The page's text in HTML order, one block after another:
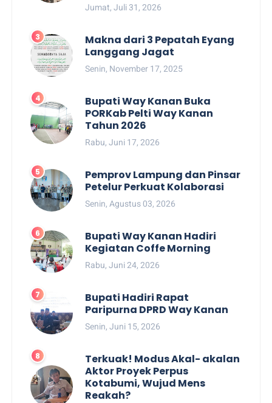
Jumat, Juli 31, 2026
Makna dari 3 Pepatah Eyang
Langgang Jagat
Senin, November 17, 2025
Bupati Way Kanan Buka
PORKab Pelti Way Kanan
Tahun 2026
Rabu, Juni 17, 2026
Pemprov Lampung dan Pinsar
Petelur Perkuat Kolaborasi
Senin, Agustus 03, 2026
Bupati Way Kanan Hadiri
Kegiatan Coffe Morning
Rabu, Juni 24, 2026
Bupati Hadiri Rapat
Paripurna DPRD Way Kanan
Senin, Juni 15, 2026
Terkuak! Modus Akal- akalan
Aktor Proyek Perpus
Kotabumi, Wujud Mens
Reakah?